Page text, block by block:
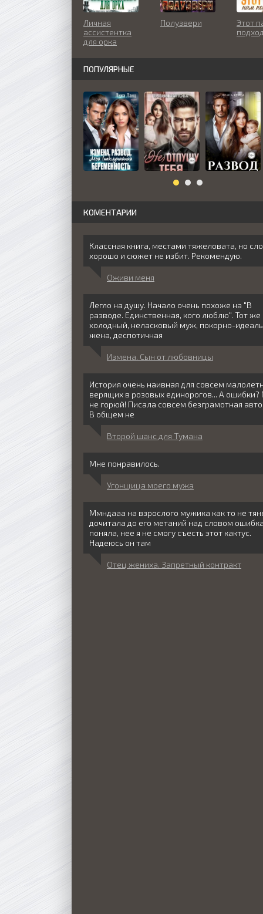
Личная
ассистентка
для орка
Полузвери
Этот
ПОПУЛЯРНЫЕ
КОМЕНТАРИИ
Классная книга, местами тяжеловата, но
хорошо и сюжет не избит. Рекомендую.
Оживи меня
Легло на душу. Начало очень похоже на "В
разводе. Единственная, кого люблю". Тот же
холодный, неласковый муж, покорно-
жена, деспотичная
Измена. Сын от любовницы
История очень наивная для совсем
верящих в розовых единорогов... А
не горюй! Писала совсем безграмотная
В общем не
Второй шанс для Тумана
Мне понравилось.
Угонщица моего мужа
Ммндааа на взрослого мужика как то не
дочитала до его метаний над словом
поняла, нее я не смогу съесть этот кактус.
Надеюсь он там
Отец жениха. Запретный контракт